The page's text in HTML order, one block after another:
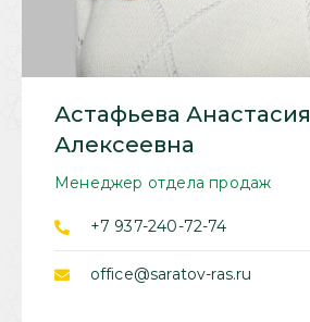
Астафьева Анастасия
Алексеевна
Менеджер отдела продаж
+7 937-240-72-74
office@saratov-ras.ru